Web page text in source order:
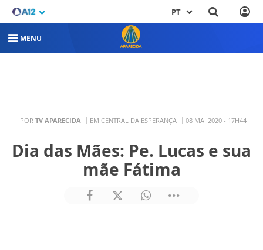
PT
MENU
POR TV APARECIDA EM CENTRAL DA ESPERANÇA 08 MAI 2020 - 17H44
Dia das Mães: Pe. Lucas e sua
mãe Fátima